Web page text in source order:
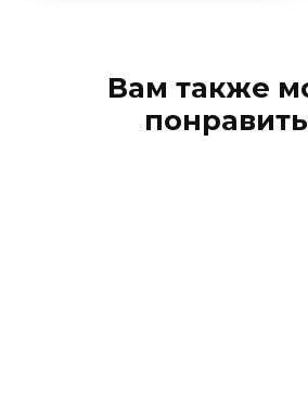
Вам также